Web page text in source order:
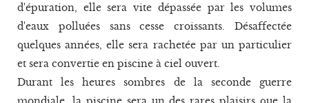
d'épuration, elle sera vite dépassée par les volumes
d'eaux polluées sans cesse croissants. Désaffectée
quelques années, elle sera rachetée par un particulier
et sera convertie en piscine à ciel ouvert.
Durant les heures sombres de la seconde guerre